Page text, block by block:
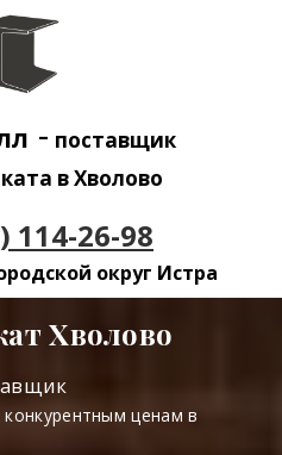
- поставщик
в Хволово
114-26-98
округ Истра
Хволово
конкурентным ценам в